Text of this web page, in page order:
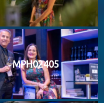
MPH02405